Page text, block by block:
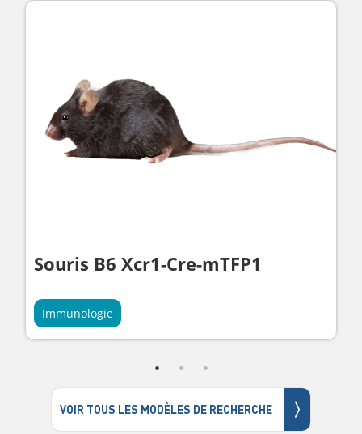
Souris B6 Xcr1-Cre-mTFP1
Immunologie
VOIR TOUS LES MODÈLES DE RECHERCHE 〉